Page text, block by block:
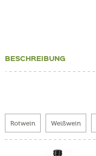
BESCHREIBUNG
Rotwein Weißwein